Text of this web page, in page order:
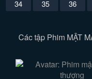
34
35 36
Các tập Phim MẬT